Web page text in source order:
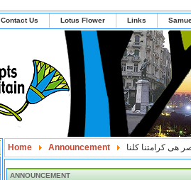
Contact Us Lotus Flower Links
Home Announcement هى كرامتنا كلنا
ANNOUNCEMENT